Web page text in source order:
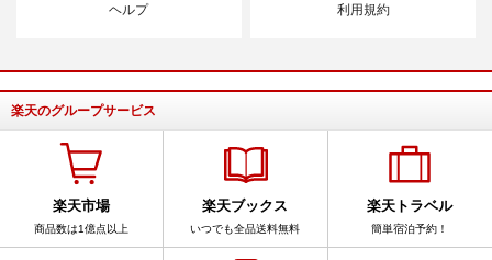
ヘルプ 利用規約
楽天のグループサービス
楽天市場
商品数は1億点以上
楽天ブックス
いつでも全品送料無料
楽天トラベル
簡単宿泊予約！